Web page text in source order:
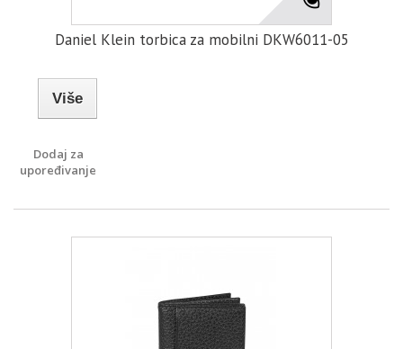
Daniel Klein torbica za mobilni DKW6011-05
Više
Dodaj za
upoređivanje